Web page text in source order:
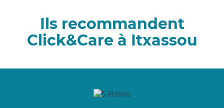
Ils recommandent
Click&Care à Itxassou